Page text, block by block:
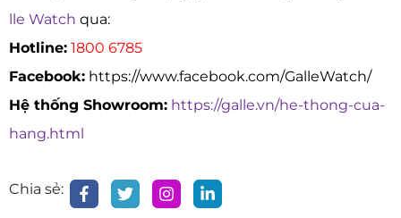
lle Watch qua:
Hotline: 1800 6785
Facebook: https://www.facebook.com/GalleWatch/
Hệ thống Showroom: https://galle.vn/he-thong-cua-
hang.html
Chia sẻ: